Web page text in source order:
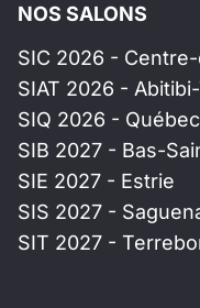
NOS SALONS
SIC 2026 -
SIAT 2026 -
SIQ 2026 - Québec
SIB 2027 - Bas-
SIE 2027 - Estrie
SIS 2027 -
SIT 2027 -